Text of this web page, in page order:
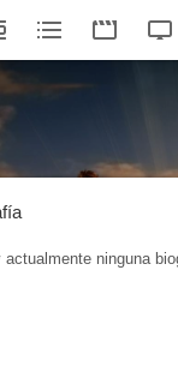
actualmente ninguna